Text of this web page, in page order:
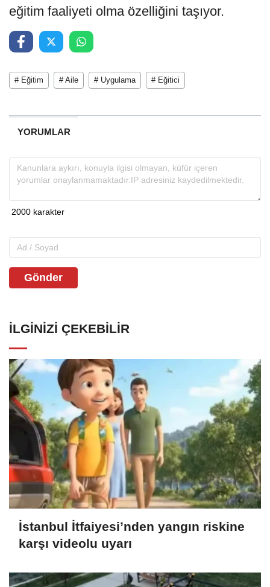
eğitim faaliyeti olma özelliğini taşıyor.
# Eğitim # Aile # Uygulama # Eğitici
YORUMLAR
Gönder
İLGINIZI ÇEKEBILIR
İstanbul İtfaiyesi’nden yangın riskine
karşı videolu uyarı